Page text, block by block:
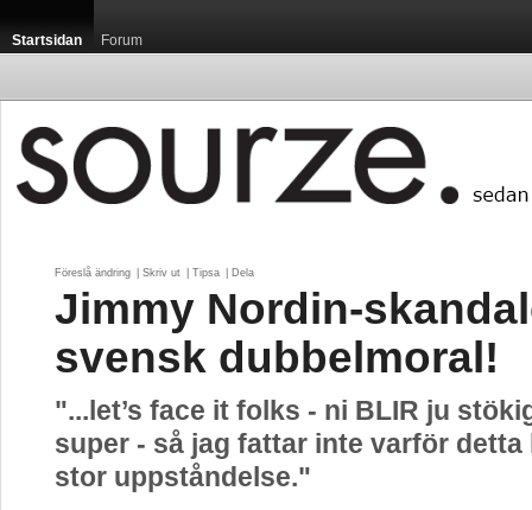
Startsidan Forum
Föreslå ändring Skriv ut Tipsa Dela
Jimmy Nordin-
svensk dubbelmoral!
"...let’s face it folks - ni BLIR ju
super - så jag fattar inte varför detta
stor uppståndelse."